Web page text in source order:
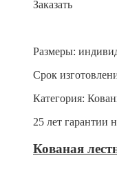
Заказать
Размеры:
Срок
Категория:
25 лет гарантии
Кованая